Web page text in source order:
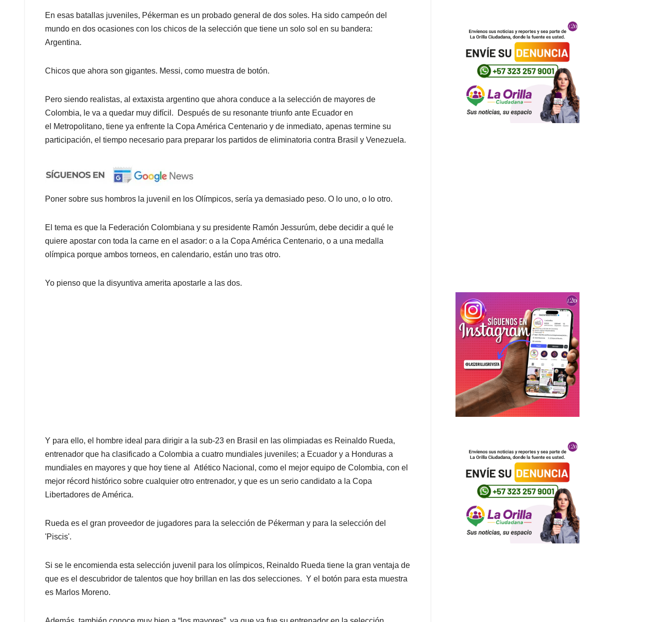
En esas batallas juveniles, Pékerman es un probado general de dos soles. Ha sido campeón del
mundo en dos ocasiones con los chicos de la selección que tiene un solo sol en su bandera:
Argentina.
Chicos que ahora son gigantes. Messi, como muestra de botón.
Pero siendo realistas, al extaxista argentino que ahora conduce a la selección de mayores de
Colombia, le va a quedar muy difícil. Después de su resonante triunfo ante Ecuador en
el Metropolitano, tiene ya enfrente la Copa América Centenario y de inmediato, apenas termine su
participación, el tiempo necesario para preparar los partidos de eliminatoria contra Brasil y Venezuela.
Poner sobre sus hombros la juvenil en los Olímpicos, sería ya demasiado peso. O lo uno, o lo otro.
El tema es que la Federación Colombiana y su presidente Ramón Jessurúm, debe decidir a qué le
quiere apostar con toda la carne en el asador: o a la Copa América Centenario, o a una medalla
olímpica porque ambos torneos, en calendario, están uno tras otro.
Yo pienso que la disyuntiva amerita apostarle a las dos.
Y para ello, el hombre ideal para dirigir a la sub-23 en Brasil en las olimpiadas es Reinaldo Rueda,
entrenador que ha clasificado a Colombia a cuatro mundiales juveniles; a Ecuador y a Honduras a
mundiales en mayores y que hoy tiene al Atlético Nacional, como el mejor equipo de Colombia, con el
mejor récord histórico sobre cualquier otro entrenador, y que es un serio candidato a la Copa
Libertadores de América.
Rueda es el gran proveedor de jugadores para la selección de Pékerman y para la selección del
'Piscis'.
Si se le encomienda esta selección juvenil para los olímpicos, Reinaldo Rueda tiene la gran ventaja de
que es el descubridor de talentos que hoy brillan en las dos selecciones. Y el botón para esta muestra
es Marlos Moreno.